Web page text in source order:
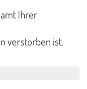
Ihrer
verstorben ist.